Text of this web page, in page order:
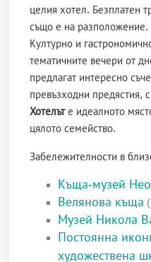
целия хотел. Безплатен
също е на разположение.
Културно и
тематичните вечери от
предлагат интересно
превъзходни предястия,
Хотелъте идеалното
цялото семейство.
Забележителности в
Къща-музей
Велянова къща
Музей Никола
Постоянна
художествена